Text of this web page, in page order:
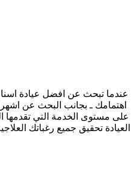
عندما تبحث عن افضل عيادة
اهتمامك ـ بجانب البحث عن
على مستوى الخدمة التي تقدمها
العيادة تحقيق جميع رغباتك